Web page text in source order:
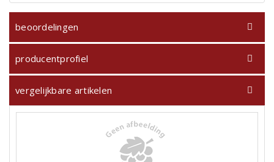
beoordelingen
producentprofiel
vergelijkbare artikelen